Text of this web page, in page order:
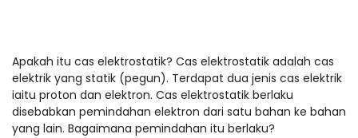
Apakah itu cas elektrostatik? Cas elektrostatik adalah cas
elektrik yang statik (pegun). Terdapat dua jenis cas elektrik
iaitu proton dan elektron. Cas elektrostatik berlaku
disebabkan pemindahan elektron dari satu bahan ke bahan
yang lain. Bagaimana pemindahan itu berlaku?